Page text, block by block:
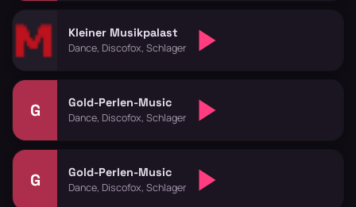
Kleiner Musikpalast
Dance, Discofox, Schlager
G Gold-Perlen-Music
Dance, Discofox, Schlager
G Gold-Perlen-Music
Dance, Discofox, Schlager